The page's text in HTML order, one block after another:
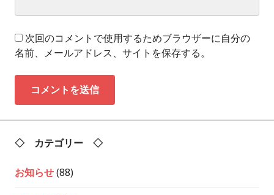
次回のコメントで使用するためブラウザーに自分の
名前、メールアドレス、サイトを保存する。
◇ カテゴリー ◇
お知らせ(88)